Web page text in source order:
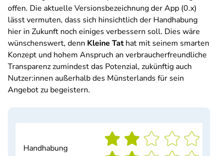
offen. Die aktuelle Versionsbezeichnung der App (0.x)
lässt vermuten, dass sich hinsichtlich der Handhabung
hier in Zukunft noch einiges verbessern soll. Dies wäre
wünschenswert, denn Kleine Tathat mit seinem smarten
Konzept und hohem Anspruch an verbraucherfreundliche
Transparenz zumindest das Potenzial, zukünftig auch
Nutzer:innen außerhalb des Münsterlands für sein
Angebot zu begeistern.
Handhabung